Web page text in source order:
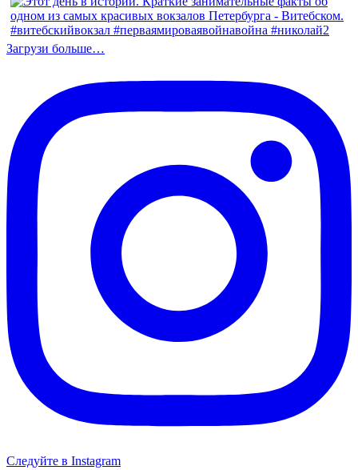
Загрузи больше…
Следуйте в Instagram